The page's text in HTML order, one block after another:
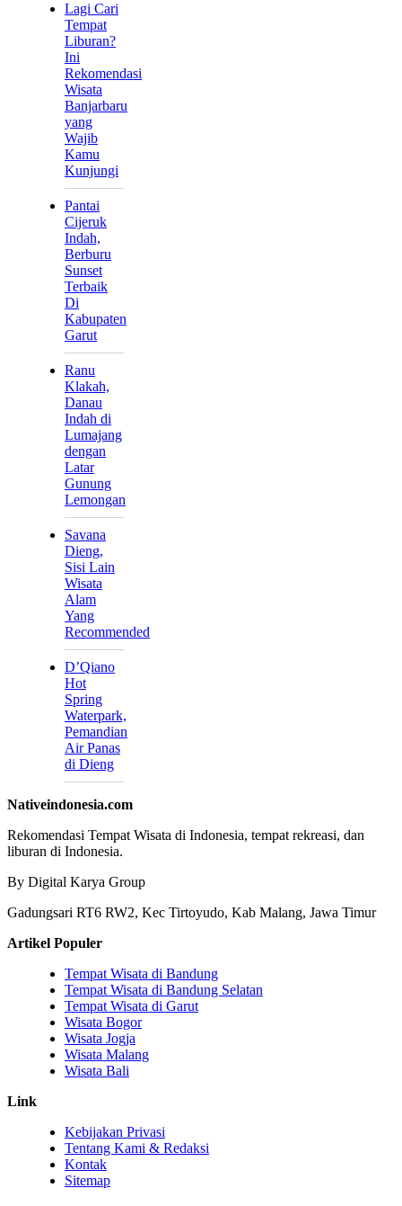
Lagi Cari
Tempat
Liburan?
Ini
Rekomendasi
Wisata
Banjarbaru
yang
Wajib
Kamu
Kunjungi
Pantai
Cijeruk
Indah,
Berburu
Sunset
Terbaik
Di
Kabupaten
Garut
Ranu
Klakah,
Danau
Indah di
Lumajang
dengan
Latar
Gunung
Lemongan
Savana
Dieng,
Sisi Lain
Wisata
Alam
Yang
Recommended
D’Qiano
Hot
Spring
Waterpark,
Pemandian
Air Panas
di Dieng
Nativeindonesia.com
Rekomendasi Tempat Wisata di Indonesia, tempat rekreasi, dan
liburan di Indonesia.
By Digital Karya Group
Gadungsari RT6 RW2, Kec Tirtoyudo, Kab Malang, Jawa Timur
Artikel Populer
Tempat Wisata di Bandung
Tempat Wisata di Bandung Selatan
Tempat Wisata di Garut
Wisata Bogor
Wisata Jogja
Wisata Malang
Wisata Bali
Link
Kebijakan Privasi
Tentang Kami & Redaksi
Kontak
Sitemap